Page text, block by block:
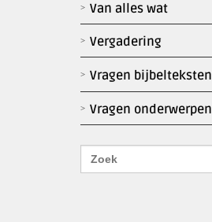
Van alles wat
Vergadering
Vragen bijbelteksten
Vragen onderwerpen
Zoek
naar: